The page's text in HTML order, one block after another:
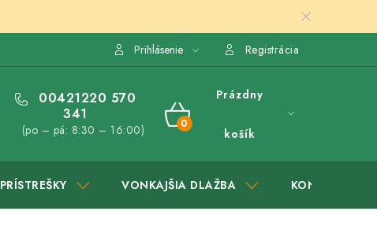
Prihlásenie Registrácia
00421220 570
341
(po – pá: 8:30 – 16:00)
NÁKUPNÝ
Prázdny
košík
PRÍSTREŠKY VONKAJŠIA DLAŽBA KONTAKTY